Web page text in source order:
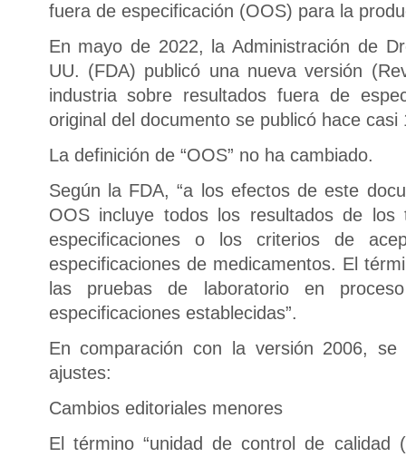
fuera de especificación (OOS) para la
En mayo de 2022, la Administración de
UU. (FDA) publicó una nueva versión
industria sobre resultados fuera de
original del documento se publicó hace
La definición de “OOS” no ha cambiado.
Según la FDA, “a los efectos de este
OOS incluye todos los resultados de
especificaciones o los criterios de
especificaciones de medicamentos. El
las pruebas de laboratorio en
especificaciones establecidas”.
En comparación con la versión 2006, se
ajustes:
Cambios editoriales menores
El término “unidad de control de calidad